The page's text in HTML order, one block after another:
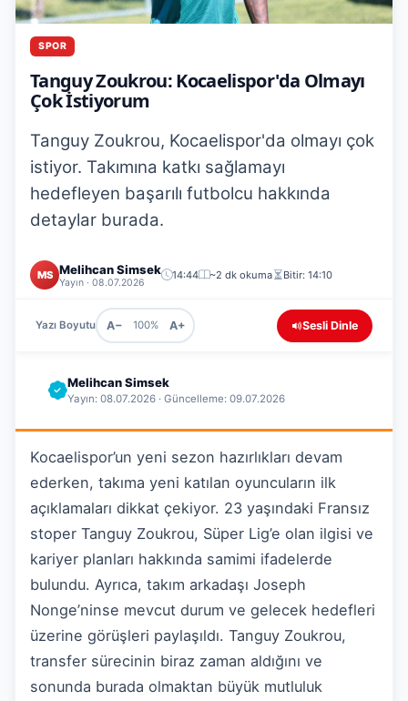
SPOR
Tanguy Zoukrou: Kocaelispor'da Olmayı
Çok İstiyorum
Tanguy Zoukrou, Kocaelispor'da olmayı çok
istiyor. Takımına katkı sağlamayı
hedefleyen başarılı futbolcu hakkında
detaylar burada.
MS Melihcan Simsek
Yayın · 08.07.2026
14:44 ~2 dk okuma Bitir: 14:10
Yazı Boyutu A− 100% A+ Sesli Dinle
Melihcan Simsek
Yayın: 08.07.2026 · Güncelleme: 09.07.2026
Kocaelispor’un yeni sezon hazırlıkları devam
ederken, takıma yeni katılan oyuncuların ilk
açıklamaları dikkat çekiyor. 23 yaşındaki Fransız
stoper Tanguy Zoukrou, Süper Lig’e olan ilgisi ve
kariyer planları hakkında samimi ifadelerde
bulundu. Ayrıca, takım arkadaşı Joseph
Nonge’ninse mevcut durum ve gelecek hedefleri
üzerine görüşleri paylaşıldı. Tanguy Zoukrou,
transfer sürecinin biraz zaman aldığını ve
sonunda burada olmaktan büyük mutluluk